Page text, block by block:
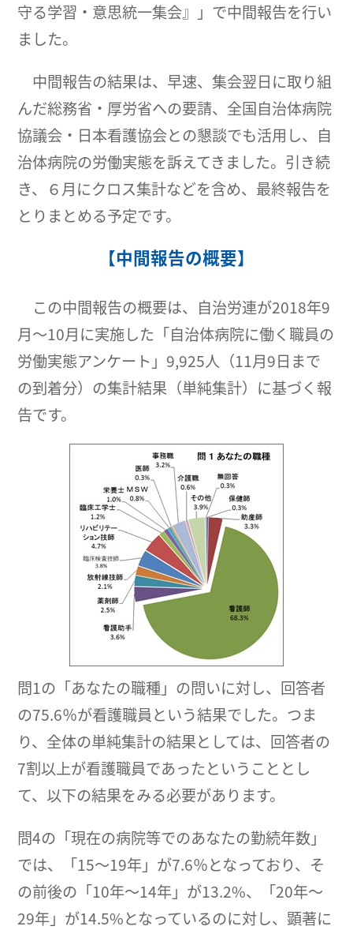
守る学習・意思統一集会』」で中間報告を行い
ました。
中間報告の結果は、早速、集会翌日に取り組
んだ総務省・厚労省への要請、全国自治体病院
協議会・日本看護協会との懇談でも活用し、自
治体病院の労働実態を訴えてきました。引き続
き、６月にクロス集計などを含め、最終報告を
とりまとめる予定です。
【中間報告の概要】
この中間報告の概要は、自治労連が2018年9
月～10月に実施した「自治体病院に働く職員の
労働実態アンケート」9,925人（11月9日まで
の到着分）の集計結果（単純集計）に基づく報
告です。
問1の「あなたの職種」の問いに対し、回答者
の75.6％が看護職員という結果でした。つま
り、全体の単純集計の結果としては、回答者の
7割以上が看護職員であったということとし
て、以下の結果をみる必要があります。
問4の「現在の病院等でのあなたの勤続年数」
では、「15～19年」が7.6％となっており、そ
の前後の「10年～14年」が13.2%、「20年～
29年」が14.5%となっているのに対し、顕著に